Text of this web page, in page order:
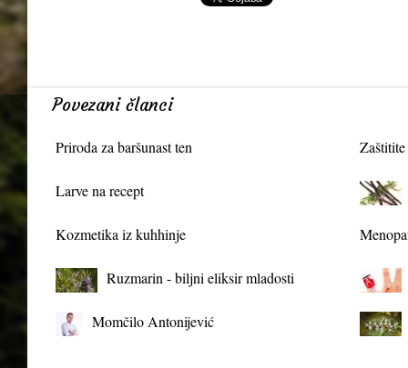
Povezani članci
Priroda za baršunast ten
Larve na recept
Kozmetika iz kuhhinje
Ruzmarin - biljni eliksir mladosti
Momčilo Antonijević